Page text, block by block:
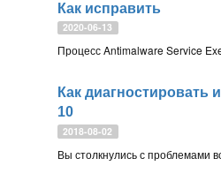
Как исправить
2020-06-13
Как
10
2018-08-02